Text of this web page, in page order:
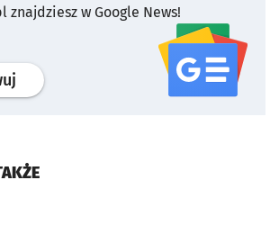
znajdziesz w Google News!
profil serwisu